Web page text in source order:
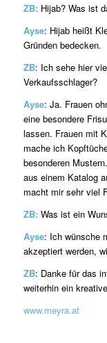
ZB: Hijab? Was ist
Ayse: Hijab heißt
Gründen bedecken.
ZB: Ich sehe hier
Verkaufsschlager?
Ayse: Ja. Frauen
eine besondere
lassen. Frauen mit
mache ich
besonderen
aus einem Katalog
macht mir sehr viel
ZB: Was ist ein
Ayse: Ich wünsche
akzeptiert werden,
ZB: Danke für das
weiterhin ein
www.meyra.at